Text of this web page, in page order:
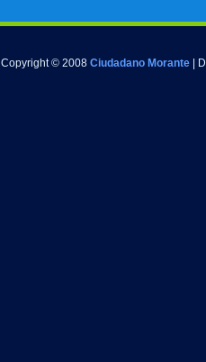
Copyright © 2008 Ciudadano Morante |